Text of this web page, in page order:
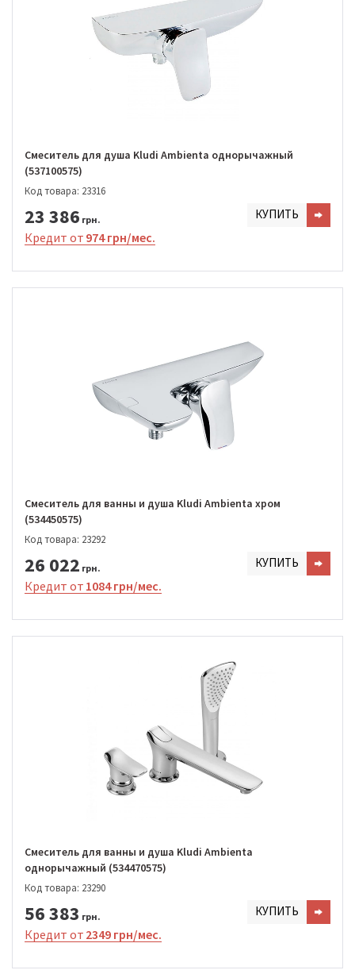
Смеситель для душа Kludi Ambienta однорычажный
(537100575)
Код товара: 23316
23 386 грн. КУПИТЬ
Кредит от 974 грн/мес.
Смеситель для ванны и душа Kludi Ambienta хром
(534450575)
Код товара: 23292
26 022 грн. КУПИТЬ
Кредит от 1084 грн/мес.
Смеситель для ванны и душа Kludi Ambienta
однорычажный (534470575)
Код товара: 23290
56 383 грн. КУПИТЬ
Кредит от 2349 грн/мес.